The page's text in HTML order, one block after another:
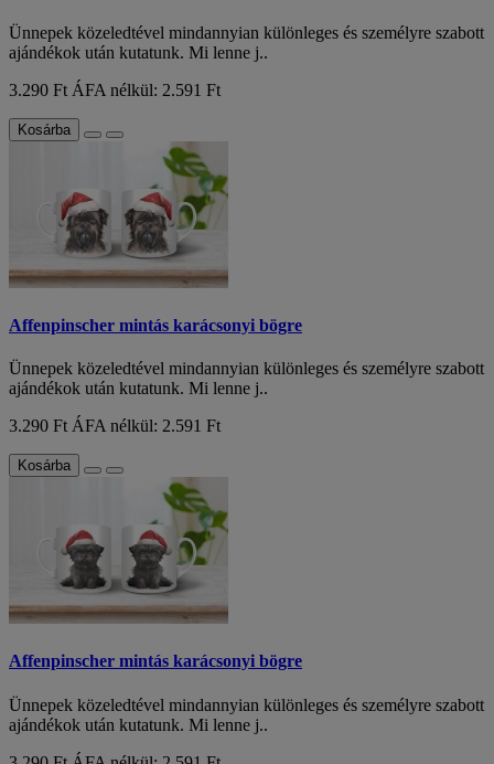
Ünnepek közeledtével mindannyian különleges és személyre szabott
ajándékok után kutatunk. Mi lenne j..
3.290 Ft ÁFA nélkül: 2.591 Ft
Kosárba
Affenpinscher mintás karácsonyi bögre
Ünnepek közeledtével mindannyian különleges és személyre szabott
ajándékok után kutatunk. Mi lenne j..
3.290 Ft ÁFA nélkül: 2.591 Ft
Kosárba
Affenpinscher mintás karácsonyi bögre
Ünnepek közeledtével mindannyian különleges és személyre szabott
ajándékok után kutatunk. Mi lenne j..